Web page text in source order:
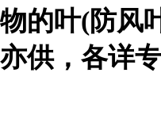
物的叶(防风
亦供，各详专